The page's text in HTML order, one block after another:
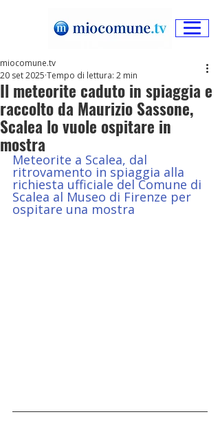
Il meteorite caduto in spiaggia e
raccolto da Maurizio Sassone,
Scalea lo vuole ospitare in
mostra
miocomune.tv
20 set 2025 Tempo di lettura: 2 min
Meteorite a Scalea, dal
ritrovamento in spiaggia alla
richiesta ufficiale del Comune di
Scalea al Museo di Firenze per
ospitare una mostra